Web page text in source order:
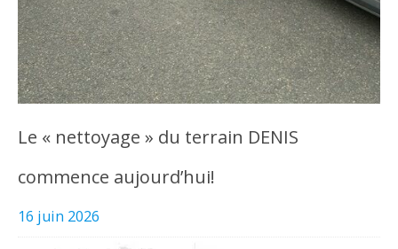
Le « nettoyage » du terrain DENIS
commence aujourd’hui!
16 juin 2026